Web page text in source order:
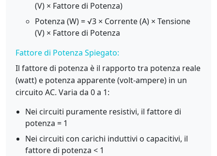
(V) × Fattore di Potenza)
Potenza (W) = √3 × Corrente (A) × Tensione
(V) × Fattore di Potenza
Fattore di Potenza Spiegato:
Il fattore di potenza è il rapporto tra potenza reale
(watt) e potenza apparente (volt-ampere) in un
circuito AC. Varia da 0 a 1:
Nei circuiti puramente resistivi, il fattore di
potenza = 1
Nei circuiti con carichi induttivi o capacitivi, il
fattore di potenza < 1